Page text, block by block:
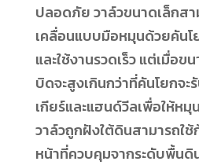
ปลอดภัย วาล์วขนาดเล็กสา
เคลื่อนแบบมือหมุนด้วยคัน
และใช้งานรวดเร็ว แต่เมื่อข
บิดจะสูงเกินกว่าที่คันโยกจะ
เกียร์และแฮนด์วีลเพื่อให้ห
วาล์วถูกฝังใต้ดินสามารถใ
หน้าที่ควบคุมจากระดับพื้นดิ